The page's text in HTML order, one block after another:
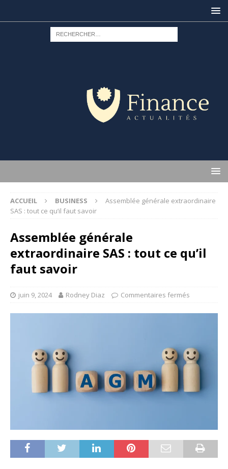
ACCUEIL BUSINESS
Assemblée générale extraordinaire
SAS : tout ce qu’il faut savoir
Assemblée générale
extraordinaire SAS : tout ce qu’il
faut savoir
juin 9, 2024 Rodney Diaz Commentaires fermés